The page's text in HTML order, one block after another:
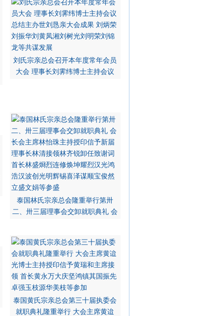
刘氏宗亲总会召开本年度常年会员
大会 理事长刘霁纬博士主持会议
泰国林氏宗亲总会隆重举行第卅
二、卅三届理事会交卸就职典礼 会
泰国黄氏宗亲总会第三十届执委会
就职典礼隆重举行 大会主席黄迨